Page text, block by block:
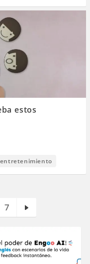
estos
entretenimiento
7